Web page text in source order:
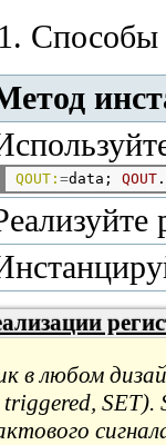
Способы
QOUT:=data; QOUT .
в любом
triggered,